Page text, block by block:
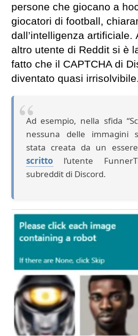
persone che giocano a
giocatori di football,
dall’intelligenza artificiale.
altro utente di Reddit si è
fatto che il CAPTCHA di
diventato quasi irrisolvibile.
Ad esempio, nella sfida
nessuna delle immagini
stata creata da un
scritto l’utente
subreddit di Discord.